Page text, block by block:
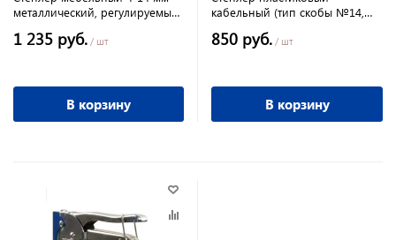
металлический, регулируемый,
1 235 руб. / шт
В корзину
кабельный (тип скобы №14,
850 руб. / шт
В корзину